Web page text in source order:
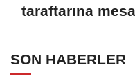
taraftarına
SON HABERLER